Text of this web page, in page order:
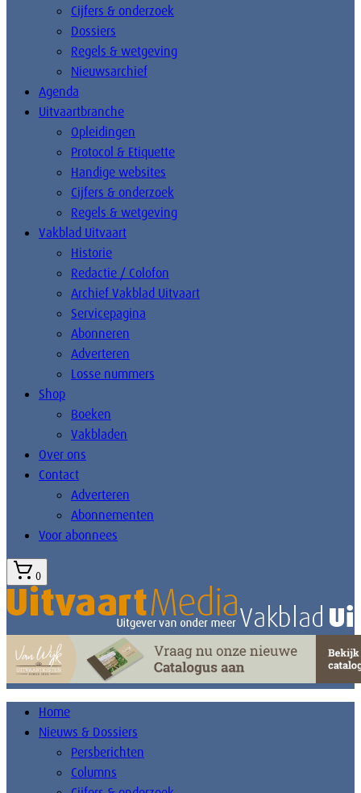
Cijfers & onderzoek
Dossiers
Regels & wetgeving
Nieuwsarchief
Agenda
Uitvaartbranche
Opleidingen
Protocol & Etiquette
Handige websites
Cijfers & onderzoek
Regels & wetgeving
Vakblad Uitvaart
Historie
Redactie / Colofon
Archief Vakblad Uitvaart
Servicepagina
Abonneren
Adverteren
Losse nummers
Shop
Boeken
Vakbladen
Over ons
Contact
Adverteren
Abonnementen
Voor abonnees
0
Home
Nieuws & Dossiers
Persberichten
Columns